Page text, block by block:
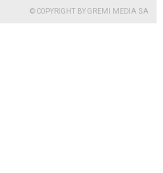
© COPYRIGHT BY GREMI MEDIA SA